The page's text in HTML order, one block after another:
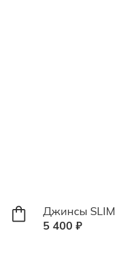
Джинсы SLIM
5 400 ₽